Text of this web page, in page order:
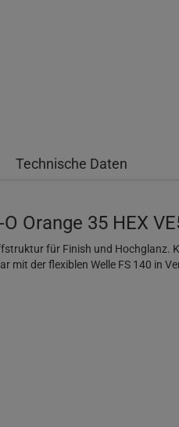
Technische Daten
Orange 35 HEX
für Finish und Hochglanz.
mit der flexiblen Welle FS 140 in